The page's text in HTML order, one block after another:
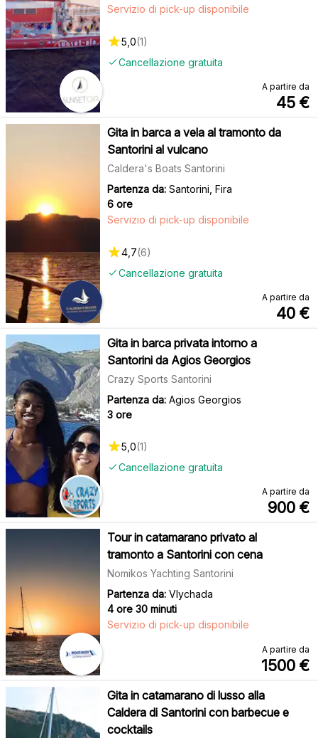
Cancellazione gratuita
Servizio di pick-up disponibile
5,0(1)
A partire da
45 €
Gita in barca a vela al tramonto da
Santorini al vulcano
Caldera's Boats Santorini
Partenza da: Santorini, Fira
6 ore
Cancellazione gratuita
Servizio di pick-up disponibile
4,7(6)
A partire da
40 €
Gita in barca privata intorno a
Santorini da Agios Georgios
Crazy Sports Santorini
Partenza da: Agios Georgios
3 ore
Cancellazione gratuita
5,0(1)
A partire da
900 €
Tour in catamarano privato al
tramonto a Santorini con cena
Nomikos Yachting Santorini
Partenza da: Vlychada
4 ore 30 minuti
Servizio di pick-up disponibile
A partire da
1500 €
Gita in catamarano di lusso alla
Caldera di Santorini con barbecue e
cocktails